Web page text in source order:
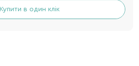
Купити в один клік